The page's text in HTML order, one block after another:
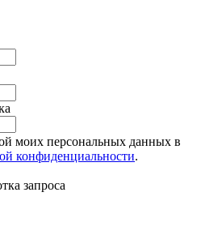
моих персональных данных в
конфиденциальности.
запроса